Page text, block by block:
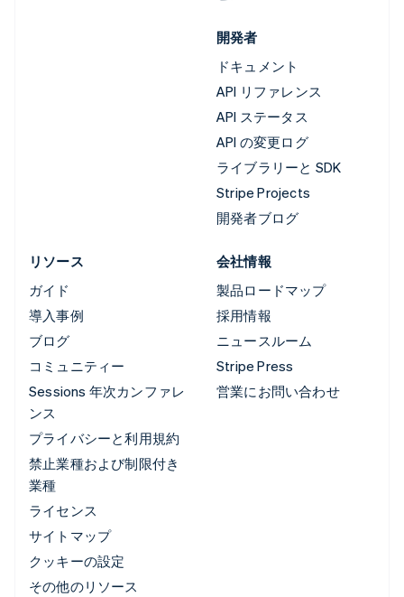
開発者
ドキュメント
API リファレンス
API ステータス
API の変更ログ
ライブラリーと SDK
Stripe Projects
開発者ブログ
リソース
ガイド
導入事例
ブログ
コミュニティー
Sessions 年次カンファレ
ンス
プライバシーと利用規約
禁止業種および制限付き
業種
ライセンス
サイトマップ
クッキーの設定
その他のリソース
会社情報
製品ロードマップ
採用情報
ニュースルーム
Stripe Press
営業にお問い合わせ